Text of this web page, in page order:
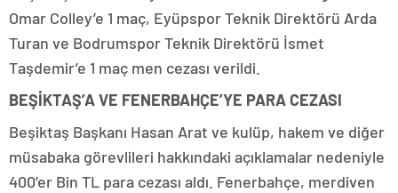
Omar Colley’e 1 maç, Eyüpspor Teknik Direktörü Arda
Turan ve Bodrumspor Teknik Direktörü İsmet
Taşdemir’e 1 maç men cezası verildi.
BEŞİKTAŞ’A VE FENERBAHÇE’YE PARA CEZASI
Beşiktaş Başkanı Hasan Arat ve kulüp, hakem ve diğer
müsabaka görevlileri hakkındaki açıklamalar nedeniyle
400’er Bin TL para cezası aldı. Fenerbahçe, merdiven